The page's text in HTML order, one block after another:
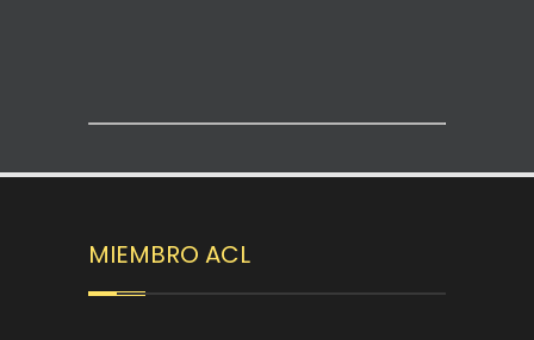
MIEMBRO ACL